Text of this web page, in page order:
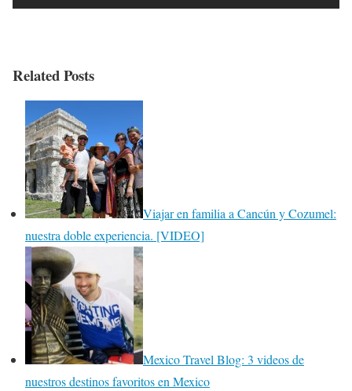
Related Posts
Viajar en familia a Cancún y Cozumel:
nuestra doble experiencia. [VIDEO]
Mexico Travel Blog: 3 videos de
nuestros destinos favoritos en Mexico